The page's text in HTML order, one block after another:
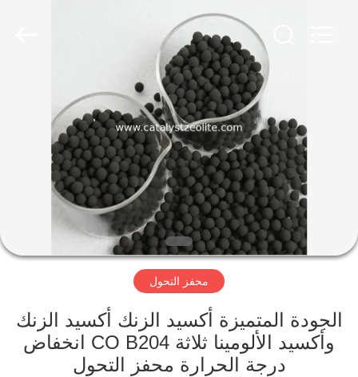
منتجات
معلومات
جولة
المعمل
محفز التحول
الجودة المتميزة أكسيد الزنك أكسيد الزنك
وأكسيد الألومينا ثلاثة CO B204 انخفاض
درجة الحرارة محفز التحول